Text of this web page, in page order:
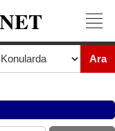
Ara